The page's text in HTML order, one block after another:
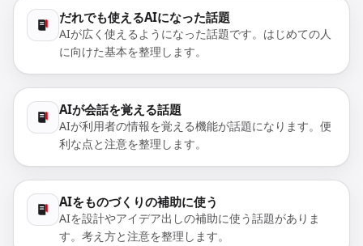
だれでも使えるAIになった話題
AIが広く使えるようになった話題です。はじめての人
に向けた基本を整理します。
AIが会話を覚える話題
AIが利用者の情報を覚える機能が話題になります。便
利な点と注意を整理します。
AIをものづくりの補助に使う
AIを設計やアイデア出しの補助に使う話題がありま
す。考え方と注意を整理します。